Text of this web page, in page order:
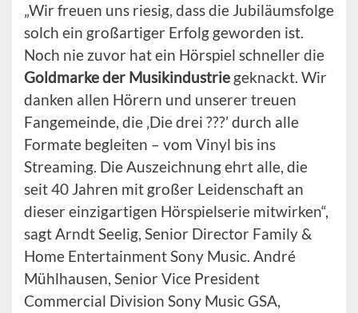
„Wir freuen uns riesig, dass die Jubiläumsfolge
solch ein großartiger Erfolg geworden ist.
Noch nie zuvor hat ein Hörspiel schneller die
Goldmarke der Musikindustrie geknackt. Wir
danken allen Hörern und unserer treuen
Fangemeinde, die ‚Die drei ???’ durch alle
Formate begleiten – vom Vinyl bis ins
Streaming. Die Auszeichnung ehrt alle, die
seit 40 Jahren mit großer Leidenschaft an
dieser einzigartigen Hörspielserie mitwirken“,
sagt Arndt Seelig, Senior Director Family &
Home Entertainment Sony Music. André
Mühlhausen, Senior Vice President
Commercial Division Sony Music GSA,